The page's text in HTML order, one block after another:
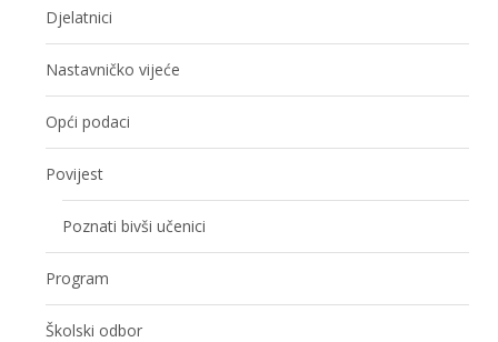
Djelatnici
Nastavničko vijeće
Opći podaci
Povijest
Poznati bivši učenici
Program
Školski odbor